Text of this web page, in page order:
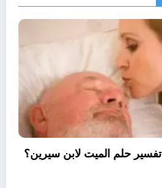
تعرف علي – ما هو